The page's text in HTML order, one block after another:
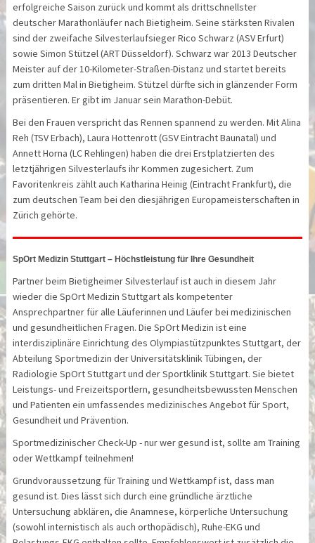
erfolgreiche Saison zurück und kommt als drittschnellster
deutscher Marathonläufer nach Bietigheim. Seine stärksten Rivalen
sind der zweifache Silvesterlaufsieger Rico Schwarz (ASV Erfurt)
sowie Simon Stützel (ART Düsseldorf). Schwarz war 2013 Deutscher
Meister auf der 10-Kilometer-Straßen-Distanz und startet bereits
zum dritten Mal in Bietigheim. Stützel dürfte sich in glänzender Form
präsentieren. Er gibt im Januar sein Marathon-Debüt.
Bei den Frauen verspricht das Rennen spannend zu werden. Mit Alina
Reh (TSV Erbach), Laura Hottenrott (GSV Eintracht Baunatal) und
Annett Horna (LC Rehlingen) haben die drei Erstplatzierten des
letztjährigen Silvesterlaufs ihr Kommen zugesichert. Zum
Favoritenkreis zählt auch Katharina Heinig (Eintracht Frankfurt), die
zum deutschen Team bei den diesjährigen Europameisterschaften in
Zürich gehörte.
SpOrt Medizin Stuttgart – Höchstleistung für Ihre Gesundheit
Partner beim Bietigheimer Silvesterlauf ist auch in diesem Jahr
wieder die SpOrt Medizin Stuttgart als kompetenter
Ansprechpartner für alle Läuferinnen und Läufer bei medizinischen
und gesundheitlichen Fragen. Die SpOrt Medizin ist eine
interdisziplinäre Einrichtung des Olympiastützpunktes Stuttgart, der
Abteilung Sportmedizin der Universitätsklinik Tübingen, der
Radiologie SpOrt Stuttgart und der Sportklinik Stuttgart. Sie bietet
Leistungs- und Freizeitsportlern, gesundheits­bewussten Menschen
und Patienten ein umfassendes medizinisches Angebot für Sport,
Gesundheit und Prävention.
Sportmedizinischer Check-Up - nur wer gesund ist, sollte am Training
oder Wettkampf teilnehmen!
Grundvoraussetzung für Training und Wettkampf ist, dass man
gesund ist. Dies lässt sich durch eine gründliche ärztliche
Untersuchung abklären, die Anamnese, körperliche Untersuchung
(sowohl internistisch als auch orthopädisch), Ruhe-EKG und